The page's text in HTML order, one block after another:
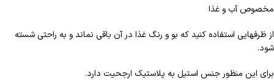
مخصوص آب و غذا
از ظرفهایی استفاده کنید که بو و رنگ غذا در آن باقی نماند و به راحتی شسته
شود.
برای این منظور جنس استیل به پلاستیک ارجحیت دارد.